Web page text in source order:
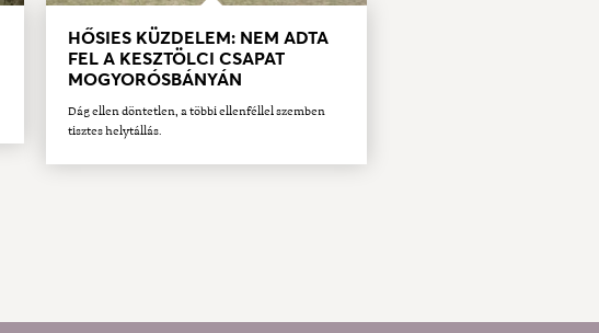
HŐSIES KÜZDELEM: NEM ADTA
FEL A KESZTÖLCI CSAPAT
MOGYORÓSBÁNYÁN
Dág ellen döntetlen, a többi ellenféllel szemben
tisztes helytállás.